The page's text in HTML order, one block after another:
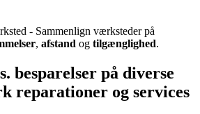
- Sammenlign værksteder på
, afstand og tilgænglighed.
besparelser på diverse
reparationer og services